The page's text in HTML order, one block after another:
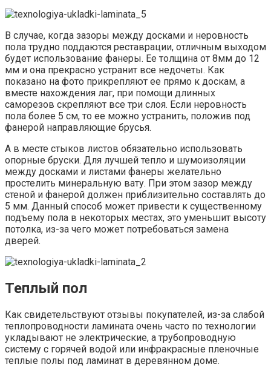
В случае, когда зазоры между досками и неровность
пола трудно поддаются реставрации, отличным выходом
будет использование фанеры. Ее толщина от 8мм до 12
мм и она прекрасно устранит все недочеты. Как
показано на фото прикрепляют ее прямо к доскам, а
вместе нахождения лаг, при помощи длинных
саморезов скрепляют все три слоя. Если неровность
пола более 5 см, то ее можно устранить, положив под
фанерой направляющие брусья.
А в месте стыков листов обязательно использовать
опорные бруски. Для лучшей тепло и шумоизоляции
между досками и листами фанеры желательно
простелить минеральную вату. При этом зазор между
стеной и фанерой должен приблизительно составлять до
5 мм. Данный способ может привести к существенному
подъему пола в некоторых местах, это уменьшит высоту
потолка, из-за чего может потребоваться замена
дверей.
Теплый пол
Как свидетельствуют отзывы покупателей, из-за слабой
теплопроводности ламината очень часто по технологии
укладывают не электрические, а трубопроводную
систему с горячей водой или инфракрасные пленочные
теплые полы под ламинат в деревянном доме.